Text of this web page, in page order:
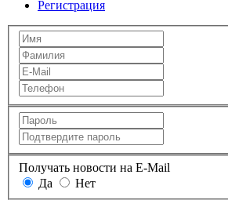
Регистрация
Получать новости на E-Mail
Да
Нет